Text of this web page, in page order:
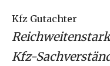
Kfz Gutachter
Kfz-